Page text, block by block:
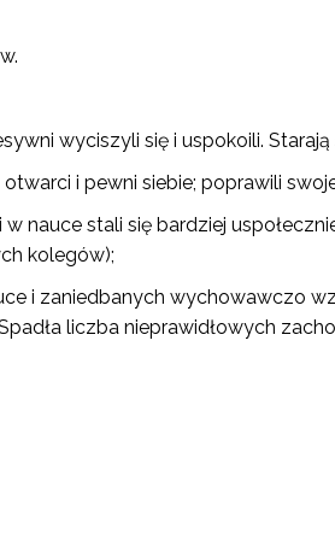
wyciszyli się i uspokoili.
i pewni siebie; poprawili
nauce stali się bardziej
kolegów);
i zaniedbanych wychowawczo
liczba nieprawidłowych
przez ORE w